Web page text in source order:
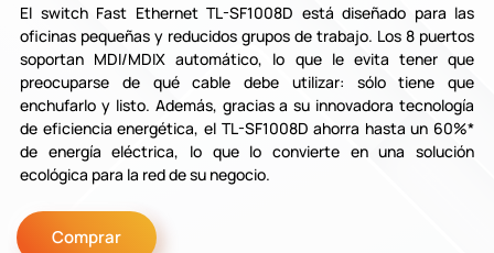
El switch Fast Ethernet TL-SF1008D está diseñado para las
oficinas pequeñas y reducidos grupos de trabajo. Los 8 puertos
soportan MDI/MDIX automático, lo que le evita tener que
preocuparse de qué cable debe utilizar: sólo tiene que
enchufarlo y listo. Además, gracias a su innovadora tecnología
de eficiencia energética, el TL-SF1008D ahorra hasta un 60%*
de energía eléctrica, lo que lo convierte en una solución
ecológica para la red de su negocio.
Comprar